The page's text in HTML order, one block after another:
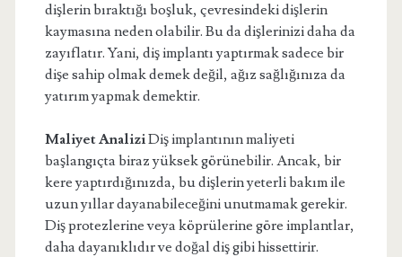
dişlerin bıraktığı boşluk, çevresindeki dişlerin
kaymasına neden olabilir. Bu da dişlerinizi daha da
zayıflatır. Yani, diş implantı yaptırmak sadece bir
dişe sahip olmak demek değil, ağız sağlığınıza da
yatırım yapmak demektir.
Maliyet AnaliziDiş implantının maliyeti
başlangıçta biraz yüksek görünebilir. Ancak, bir
kere yaptırdığınızda, bu dişlerin yeterli bakım ile
uzun yıllar dayanabileceğini unutmamak gerekir.
Diş protezlerine veya köprülerine göre implantlar,
daha dayanıklıdır ve doğal diş gibi hissettirir.